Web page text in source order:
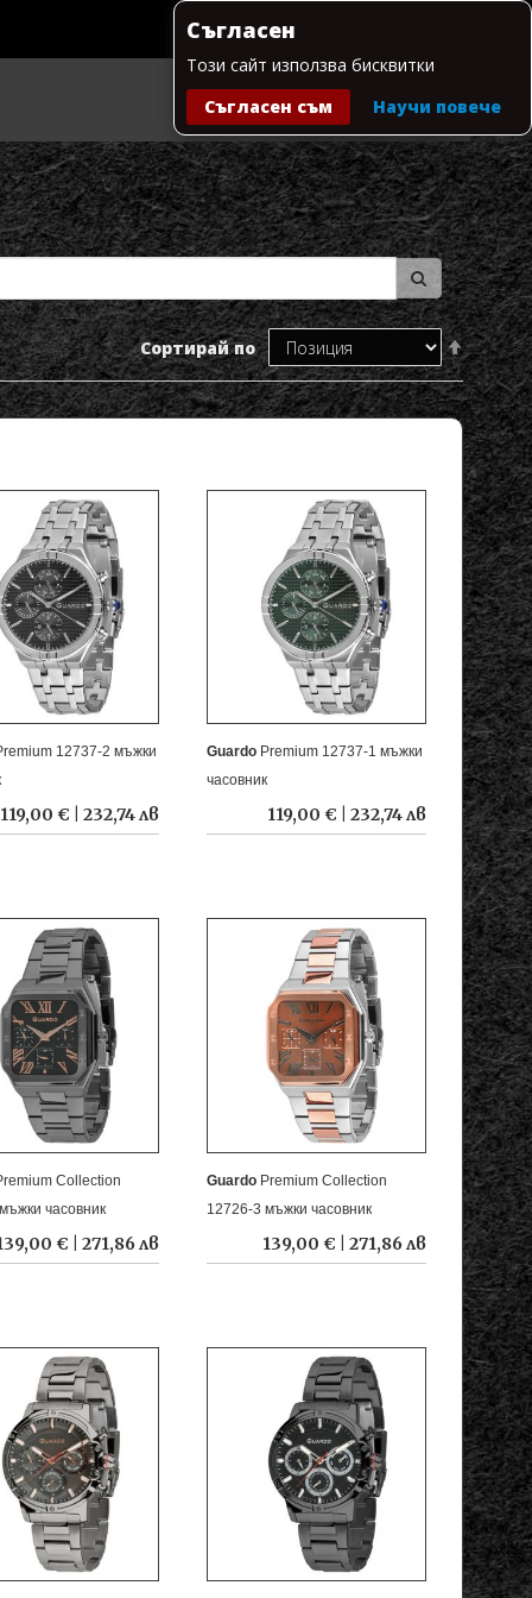
Съгласен
Този сайт използва бисквитки
Съгласен съм
Научи повече
Моята количка
Сортирай по
Настрой
посока
12737-2 мъжки
119,00 € | 232,74 лв
Guardo Premium 12737-1 мъжки
часовник
119,00 € | 232,74 лв
Collection
часовник
€ | 271,86 лв
Guardo Premium Collection
12726-3 мъжки часовник
139,00 € | 271,86 лв